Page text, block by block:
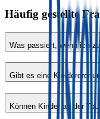
Häufig gestellte
Was passiert, wenn ich
Gibt es eine
Können Kinder an der